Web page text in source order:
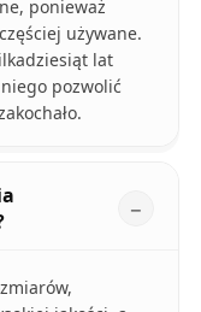
ponieważ
używane.
lat
pozwolić